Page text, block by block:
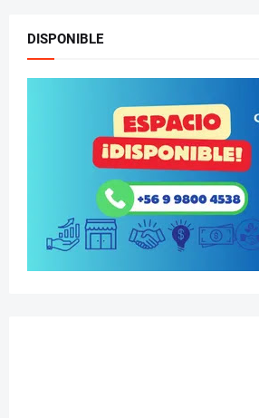
DISPONIBLE